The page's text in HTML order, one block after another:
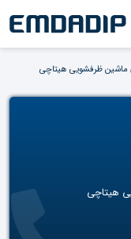
ظرفشویی هیتاچی
هیتاچی